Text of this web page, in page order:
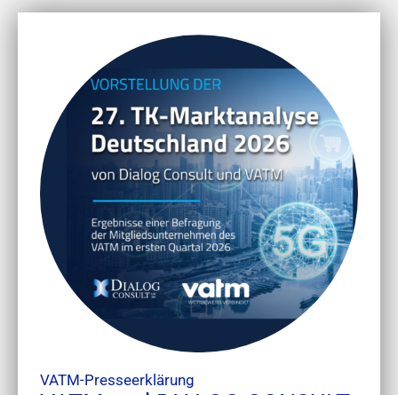
VATM-Presseerklärung